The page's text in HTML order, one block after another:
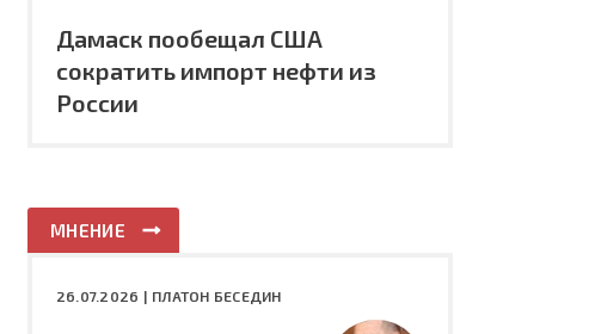
Дамаск пообещал США
сократить импорт нефти из
России
МНЕНИЕ
26.07.2026 | ПЛАТОН БЕСЕДИН